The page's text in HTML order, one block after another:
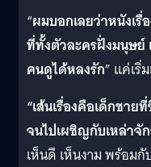
“ผมบอกเลยว่าหนังเรื่
ที่ทั้งตัวละครฝั่งมนุษย์
คนดูได้หลงรัก” แค่เริ่
“เส้นเรื่องคือเด็กชา
จนไปเผชิญกับเหล่าจั
เห็นดี เห็นงาม พร้อม